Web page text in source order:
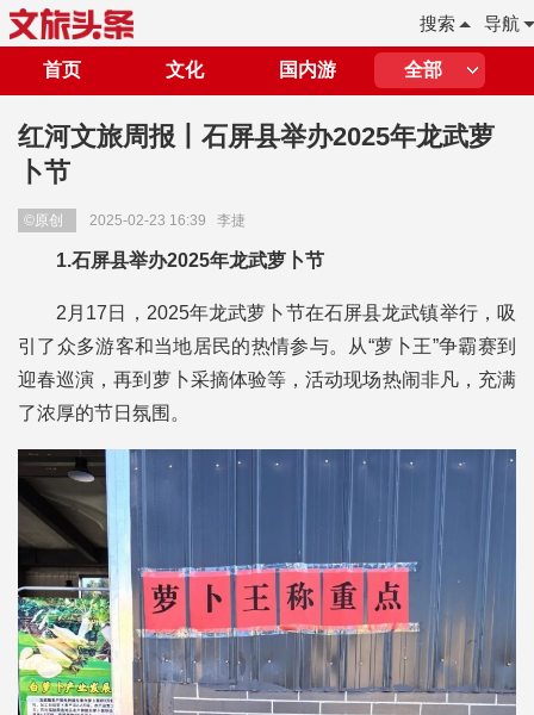
导航
搜索
首页 文化 国内游 全部
红河文旅周报丨石屏县举办2025年龙武萝
卜节
©原创 2025-02-23 16:39 李捷
1.石屏县举办2025年龙武萝卜节
2月17日，2025年龙武萝卜节在石屏县龙武镇举行，吸
引了众多游客和当地居民的热情参与。从“萝卜王”争霸赛到
迎春巡演，再到萝卜采摘体验等，活动现场热闹非凡，充满
了浓厚的节日氛围。